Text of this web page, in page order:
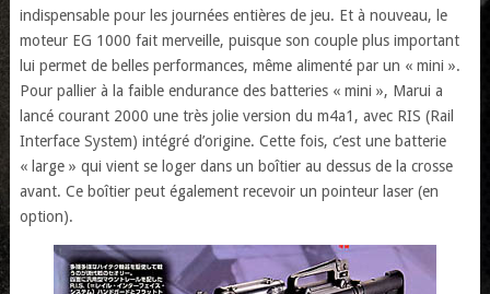
indispensable pour les journées entières de jeu. Et à nouveau, le
moteur EG 1000 fait merveille, puisque son couple plus important
lui permet de belles performances, même alimenté par un « mini ».
Pour pallier à la faible endurance des batteries « mini », Marui a
lancé courant 2000 une très jolie version du m4a1, avec RIS (Rail
Interface System) intégré d’origine. Cette fois, c’est une batterie
« large » qui vient se loger dans un boîtier au dessus de la crosse
avant. Ce boîtier peut également recevoir un pointeur laser (en
option).